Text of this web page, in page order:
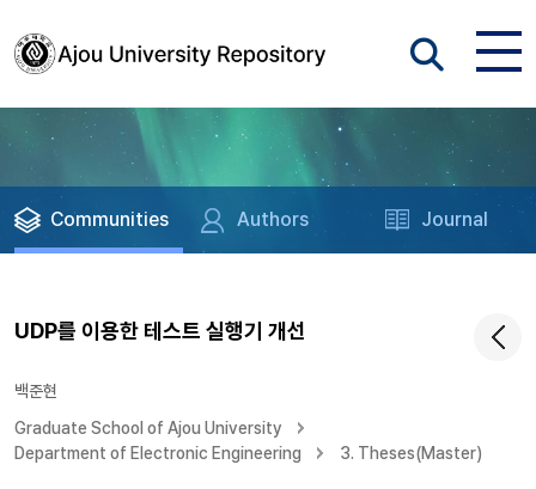
Communities Authors Journal
UDP를 이용한 테스트 실행기 개선
백준현
Graduate School of Ajou University
Department of Electronic Engineering
3. Theses(Master)